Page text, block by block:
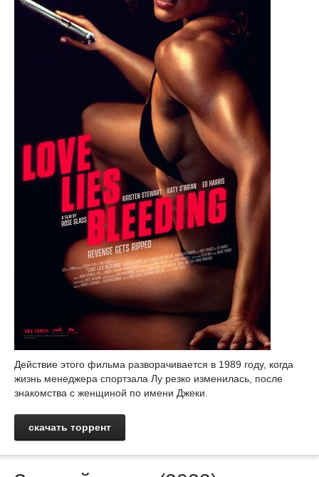
Действие этого фильма разворачивается в 1989 году, когда
жизнь менеджера спортзала Лу резко изменилась, после
знакомства с женщиной по имени Джеки.
скачать торрент